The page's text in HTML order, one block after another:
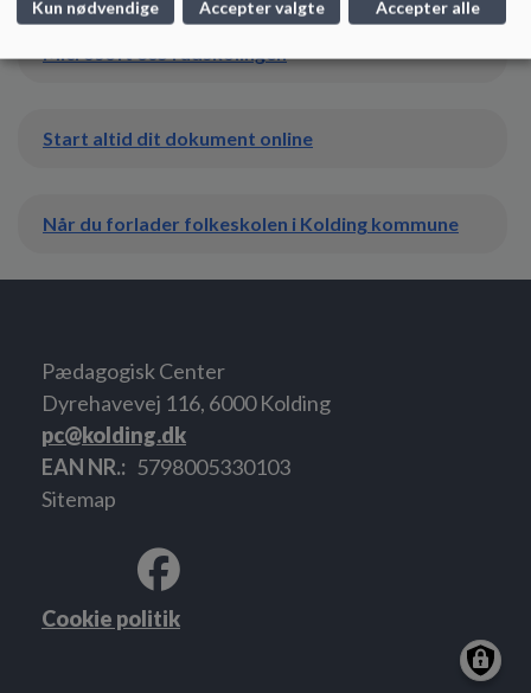
Microsoft 365 i udskolingen
Start altid dit dokument online
Når du forlader folkeskolen i Kolding kommune
Pædagogisk Center
Dyrehavevej 116, 6000 Kolding
pc@kolding.dk
EAN NR.
5798005330103
Sitemap
Cookie politik
Kun nødvendige Accepter valgte Accepter alle